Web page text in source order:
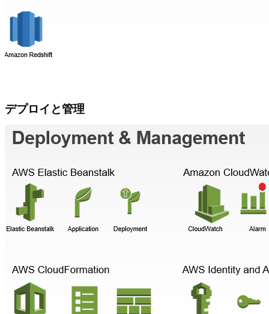
デプロイと管理